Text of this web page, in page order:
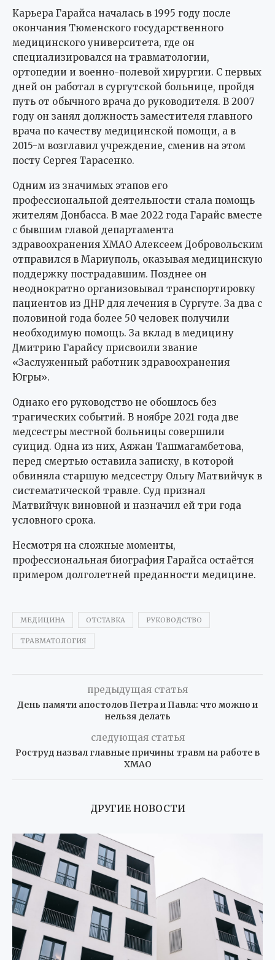
Карьера Гарайса началась в 1995 году после
окончания Тюменского государственного
медицинского университета, где он
специализировался на травматологии,
ортопедии и военно-полевой хирургии. С первых
дней он работал в сургутской больнице, пройдя
путь от обычного врача до руководителя. В 2007
году он занял должность заместителя главного
врача по качеству медицинской помощи, а в
2015-м возглавил учреждение, сменив на этом
посту Сергея Тарасенко.
Одним из значимых этапов его
профессиональной деятельности стала помощь
жителям Донбасса. В мае 2022 года Гарайс вместе
с бывшим главой департамента
здравоохранения ХМАО Алексеем Добровольским
отправился в Мариуполь, оказывая медицинскую
поддержку пострадавшим. Позднее он
неоднократно организовывал транспортировку
пациентов из ДНР для лечения в Сургуте. За два с
половиной года более 50 человек получили
необходимую помощь. За вклад в медицину
Дмитрию Гарайсу присвоили звание
«Заслуженный работник здравоохранения
Югры».
Однако его руководство не обошлось без
трагических событий. В ноябре 2021 года две
медсестры местной больницы совершили
суицид. Одна из них, Аяжан Ташмагамбетова,
перед смертью оставила записку, в которой
обвиняла старшую медсестру Ольгу Матвийчук в
систематической травле. Суд признал
Матвийчук виновной и назначил ей три года
условного срока.
Несмотря на сложные моменты,
профессиональная биография Гарайса остаётся
примером долголетней преданности медицине.
МЕДИЦИНА ОТСТАВКА РУКОВОДСТВО
ТРАВМАТОЛОГИЯ
предыдущая статья
День памяти апостолов Петра и Павла: что можно и
нельзя делать
следующая статья
Роструд назвал главные причины травм на работе в
ХМАО
ДРУГИЕ НОВОСТИ